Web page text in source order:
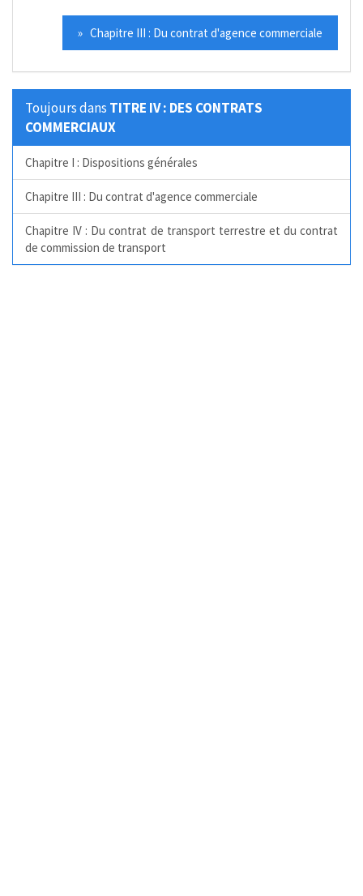
» Chapitre III : Du contrat d'agence commerciale
Toujours dans TITRE IV : DES CONTRATS
COMMERCIAUX
Chapitre I : Dispositions générales
Chapitre III : Du contrat d'agence commerciale
Chapitre IV : Du contrat de transport terrestre et du contrat
de commission de transport